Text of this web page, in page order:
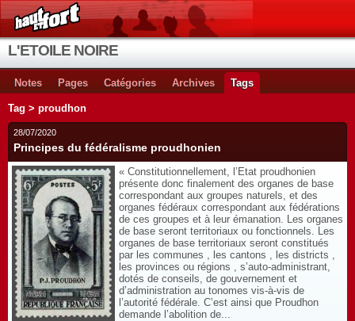
L'ETOILE NOIRE
Notes Pages Catégories Archives Tags
Tag > proudhon
28/07/2020
Principes du fédéralisme proudhonien
« Constitutionnellement, l’Etat proudhonien
présente donc finalement des organes de base
correspondant aux groupes naturels, et des
organes fédéraux correspondant aux fédérations
de ces groupes et à leur émanation. Les organes
de base seront territoriaux ou fonctionnels. Les
organes de base territoriaux seront constitués
par les communes , les cantons , les districts ,
les provinces ou régions , s’auto-administrant,
dotés de conseils, de gouvernement et
d’administration au tonomes vis-à-vis de
l’autorité fédérale. C’est ainsi que Proudhon
demande l’abolition de...